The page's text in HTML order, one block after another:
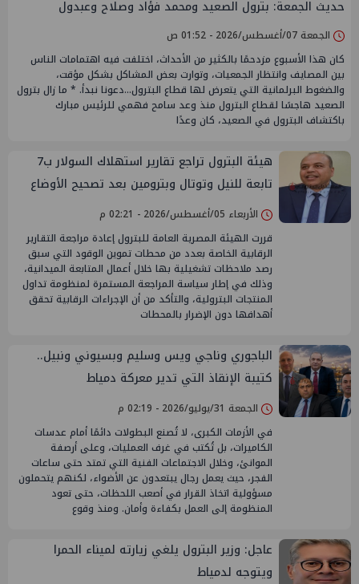
حديث الجمعة: بترول الصعيد ومحمد فؤاد وصلاح وعبدول
الجمعة 07/أغسطس/2026 - 01:52 ص
كان هذا الأسبوع مزدحمًا بالكثير من الأحداث، اختلفت فيه اهتمامات الناس
بين المصايف وانتظار الجمعيات، وتوارت بعض المشاكل بشكل مؤقت،
والضغوط البرلمانية التي يتعرض لها قطاع البترول...دعونا نبدأ. * ما زال بترول
الصعيد هاجسًا لقطاع البترول منذ وعد سامح فهمي للرئيس مبارك
باكتشاف البترول في الصعيد، كان وعدًا
هيئة البترول تراجع تقارير استهلاك السولار ب7
تابعة للنيل وتوتال وبترومين بعد تصحيح الأوضاع
الأربعاء 05/أغسطس/2026 - 02:21 م
قررت الهيئة المصرية العامة للبترول إعادة مراجعة التقارير
الرقابية الخاصة بعدد من محطات تموين الوقود التي سبق
رصد ملاحظات تشغيلية بها خلال أعمال المتابعة الميدانية،
وذلك في إطار سياسة المراجعة المستمرة لمنظومة تداول
المنتجات البترولية، والتأكد من أن الإجراءات الرقابية تحقق
أهدافها دون الإضرار بالمحطات
الباجوري وناجي ويس وسليم وبسيوني ونبيل..
كتيبة الإنقاذ التي تدير معركة دمياط
الجمعة 31/يوليو/2026 - 02:19 م
في الأزمات الكبرى، لا تُصنع البطولات دائمًا أمام عدسات
الكاميرات، بل تُكتب في غرف العمليات، وعلى أرصفة
الموانئ، وخلال الاجتماعات الفنية التي تمتد حتى ساعات
الفجر، حيث يعمل رجال يبتعدون عن الأضواء، لكنهم يتحملون
مسؤولية اتخاذ القرار في أصعب اللحظات، حتى تعود
المنظومة إلى العمل بكفاءة وأمان. ومنذ وقوع
عاجل: وزير البترول يلغي زيارته لميناء الحمرا
ويتوجه لدمياط